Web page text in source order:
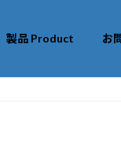
製品 Product お